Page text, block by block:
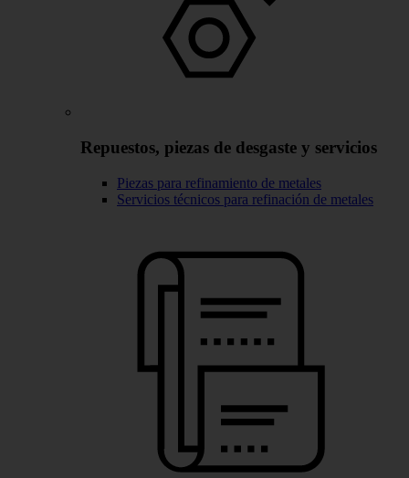
Repuestos, piezas de desgaste y servicios
Piezas para refinamiento de metales
Servicios técnicos para refinación de metales